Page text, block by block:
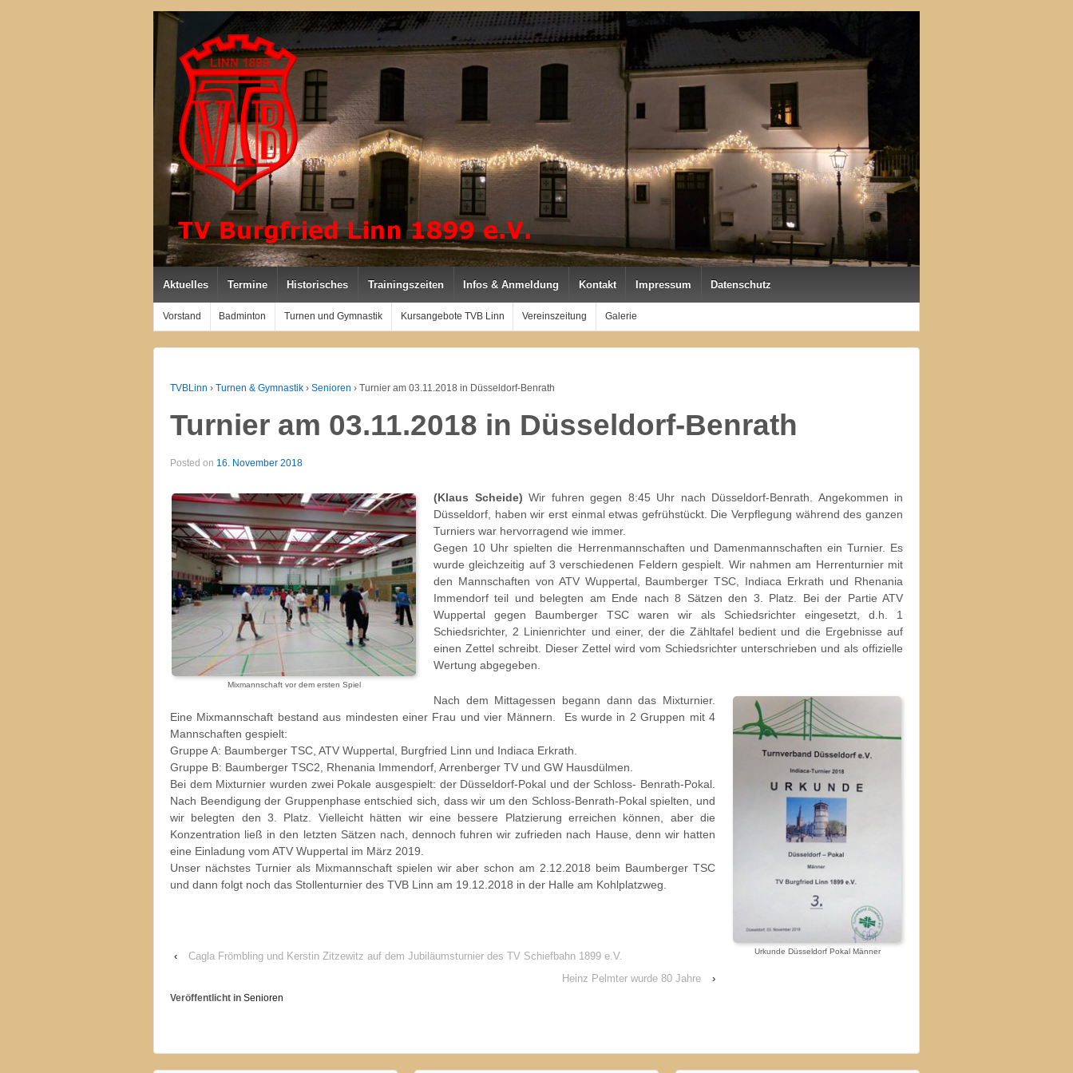
Aktuelles Termine Historisches Trainingszeiten Infos & Anmeldung Kontakt Impressum Datenschutz
Vorstand Badminton Turnen und Gymnastik Kursangebote TVB Linn Vereinszeitung Galerie
TVBLinn › Turnen & Gymnastik › Senioren › Turnier am 03.11.2018 in Düsseldorf-Benrath
Turnier am 03.11.2018 in Düsseldorf-Benrath
Posted on 16. November 2018
Mixmannschaft vor dem ersten Spiel
(Klaus Scheide) Wir fuhren gegen 8:45 Uhr nach Düsseldorf-Benrath. Angekommen in
Düsseldorf, haben wir erst einmal etwas gefrühstückt. Die Verpflegung während des ganzen
Turniers war hervorragend wie immer.
Gegen 10 Uhr spielten die Herrenmannschaften und Damenmannschaften ein Turnier. Es
wurde gleichzeitig auf 3 verschiedenen Feldern gespielt. Wir nahmen am Herrenturnier mit
den Mannschaften von ATV Wuppertal, Baumberger TSC, Indiaca Erkrath und Rhenania
Immendorf teil und belegten am Ende nach 8 Sätzen den 3. Platz. Bei der Partie ATV
Wuppertal gegen Baumberger TSC waren wir als Schiedsrichter eingesetzt, d.h. 1
Schiedsrichter, 2 Linienrichter und einer, der die Zähltafel bedient und die Ergebnisse auf
einen Zettel schreibt. Dieser Zettel wird vom Schiedsrichter unterschrieben und als offizielle
Wertung abgegeben.
Urkunde Düsseldorf Pokal Männer
Nach dem Mittagessen begann dann das Mixturnier.
Eine Mixmannschaft bestand aus mindesten einer Frau und vier Männern. Es wurde in 2 Gruppen mit 4
Mannschaften gespielt:
Gruppe A: Baumberger TSC, ATV Wuppertal, Burgfried Linn und Indiaca Erkrath.
Gruppe B: Baumberger TSC2, Rhenania Immendorf, Arrenberger TV und GW Hausdülmen.
Bei dem Mixturnier wurden zwei Pokale ausgespielt: der Düsseldorf-Pokal und der Schloss- Benrath-Pokal.
Nach Beendigung der Gruppenphase entschied sich, dass wir um den Schloss-Benrath-Pokal spielten, und
wir belegten den 3. Platz. Vielleicht hätten wir eine bessere Platzierung erreichen können, aber die
Konzentration ließ in den letzten Sätzen nach, dennoch fuhren wir zufrieden nach Hause, denn wir hatten
eine Einladung vom ATV Wuppertal im März 2019.
Unser nächstes Turnier als Mixmannschaft spielen wir aber schon am 2.12.2018 beim Baumberger TSC
und dann folgt noch das Stollenturnier des TVB Linn am 19.12.2018 in der Halle am Kohlplatzweg.
‹
Cagla Frömbling und Kerstin Zitzewitz auf dem Jubiläumsturnier des TV Schiefbahn 1899 e.V.
Heinz Pelmter wurde 80 Jahre
›
Veröffentlicht in Senioren